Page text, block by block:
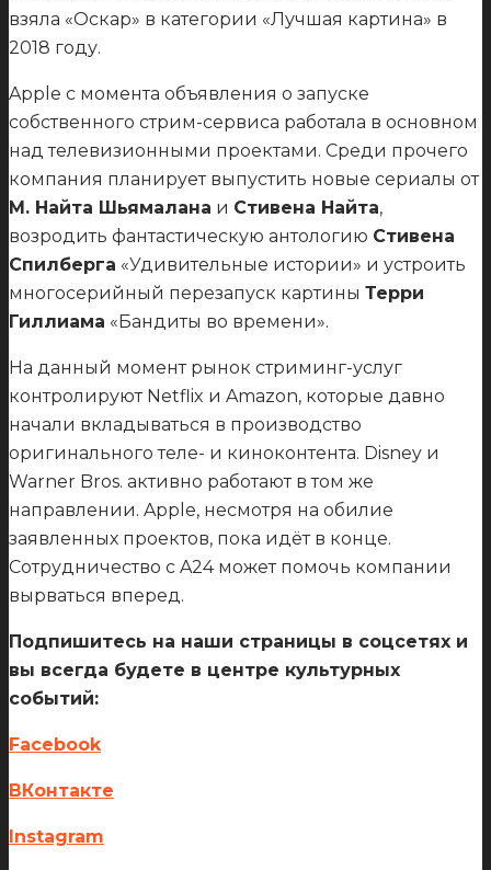
взяла «Оскар» в категории «Лучшая картина» в
2018 году.
Apple с момента объявления о запуске
собственного стрим-сервиса работала в основном
над телевизионными проектами. Среди прочего
компания планирует выпустить новые сериалы от
М. Найта Шьямалана и Стивена Найта,
возродить фантастическую антологию Стивена
Спилберга «Удивительные истории» и устроить
многосерийный перезапуск картины Терри
Гиллиама «Бандиты во времени».
На данный момент рынок стриминг-услуг
контролируют Netflix и Amazon, которые давно
начали вкладываться в производство
оригинального теле- и киноконтента. Disney и
Warner Bros. активно работают в том же
направлении. Apple, несмотря на обилие
заявленных проектов, пока идёт в конце.
Сотрудничество с A24 может помочь компании
вырваться вперед.
Подпишитесь на наши страницы в соцсетях и
вы всегда будете в центре культурных
событий:
Facebook
ВКонтакте
Instagram